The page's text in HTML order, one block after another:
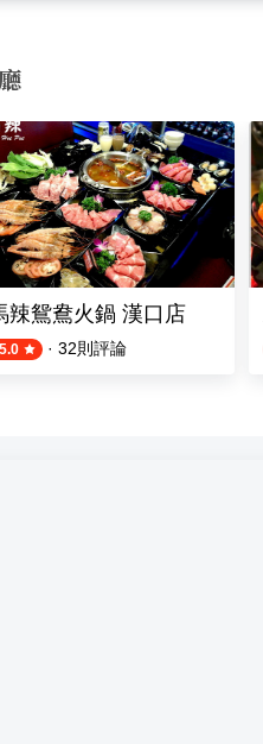
辣鴛鴦火鍋 漢口店
5.0 · 32則評論